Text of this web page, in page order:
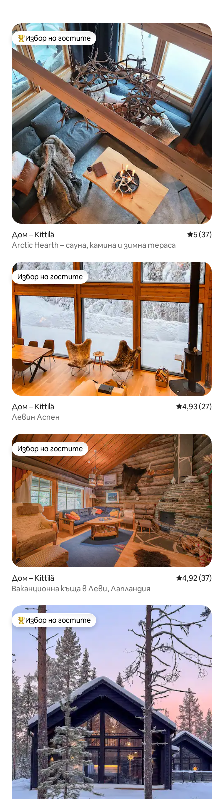
Най-популярен избор на гостите
Избор на гостите
Дом – Kittilä Средна
5 (37)
Arctic Hearth – сауна, камина и зимна тераса
Избор на гостите
Избор на гостите
Дом – Kittilä Средна
4,93 (27)
Левин Аспен
Избор на гостите
Избор на гостите
Дом – Kittilä Средна
4,92 (37)
Ваканционна къща в Леви, Лапландия
Най-популярен избор на гостите
Избор на гостите